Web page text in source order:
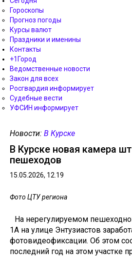
Гороскопы
Прогноз погоды
Курсы валют
Праздники и именины
Контакты
+1Город
Ведомственные новости
Закон для всех
Росгвардия информирует
Судебные вести
УФСИН информирует
Новости: В Курске
В Курске новая камера
пешеходов
15.05.2026, 12.19
Фото ЦТУ региона
На нерегулируемом
1А на улице Энтузиастов
фотовидеофиксации. Об этом
последний год на этом участке